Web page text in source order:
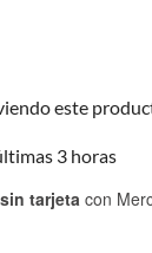
este
3 horas
tarjeta con